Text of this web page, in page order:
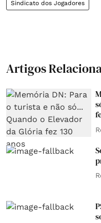
Sindicato dos Jogadores
Artigos